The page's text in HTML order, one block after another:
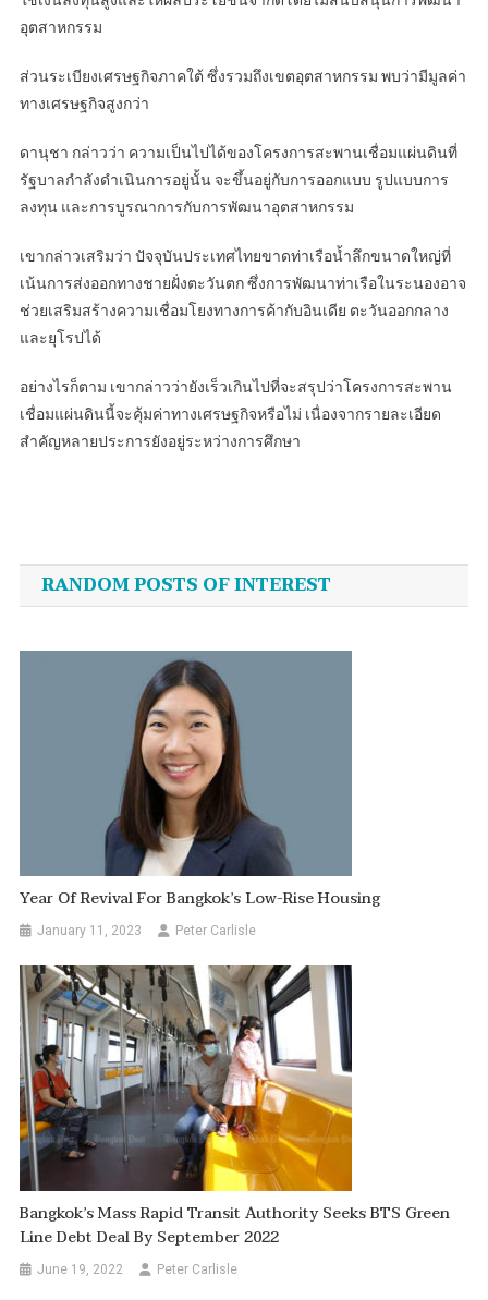
อุตสาหกรรม
ส่วนระเบียงเศรษฐกิจภาคใต้ ซึ่งรวมถึงเขตอุตสาหกรรม พบว่ามีมูลค่า
ทางเศรษฐกิจสูงกว่า
ดานุชา กล่าวว่า ความเป็นไปได้ของโครงการสะพานเชื่อมแผ่นดินที่
รัฐบาลกำลังดำเนินการอยู่นั้น จะขึ้นอยู่กับการออกแบบ รูปแบบการ
ลงทุน และการบูรณาการกับการพัฒนาอุตสาหกรรม
เขากล่าวเสริมว่า ปัจจุบันประเทศไทยขาดท่าเรือน้ำลึกขนาดใหญ่ที่
เน้นการส่งออกทางชายฝั่งตะวันตก ซึ่งการพัฒนาท่าเรือในระนองอาจ
ช่วยเสริมสร้างความเชื่อมโยงทางการค้ากับอินเดีย ตะวันออกกลาง
และยุโรปได้
อย่างไรก็ตาม เขากล่าวว่ายังเร็วเกินไปที่จะสรุปว่าโครงการสะพาน
เชื่อมแผ่นดินนี้จะคุ้มค่าทางเศรษฐกิจหรือไม่ เนื่องจากรายละเอียด
สำคัญหลายประการยังอยู่ระหว่างการศึกษา
navigation
RANDOM POSTS OF INTEREST
Year Of Revival For Bangkok’s Low-Rise Housing
January 11, 2023 Peter Carlisle
Bangkok’s Mass Rapid Transit Authority Seeks BTS Green
Line Debt Deal By September 2022
June 19, 2022 Peter Carlisle